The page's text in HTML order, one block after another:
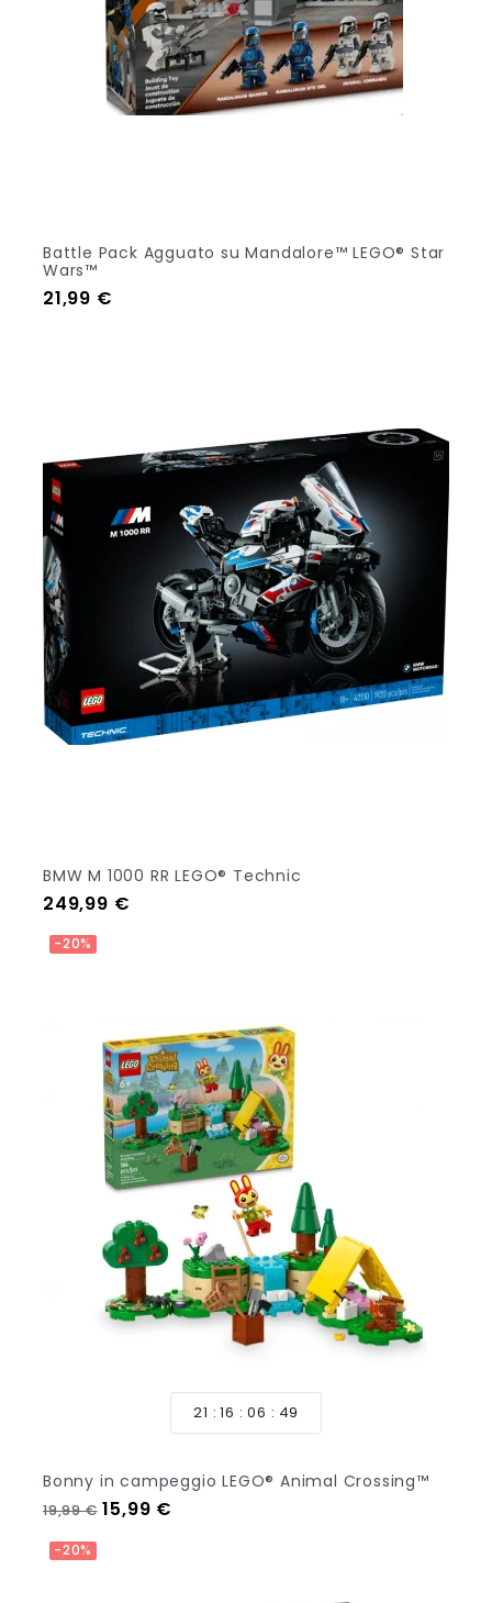
Battle Pack Agguato su Mandalore™ LEGO® Star
Wars™
Prezzo
21,99 €
BMW M 1000 RR LEGO® Technic
Prezzo
249,99 €
-20%
21 16 06 47
Bonny in campeggio LEGO® Animal Crossing™
Prezzo regolare
19,99 € Prezzo
15,99 €
-20%